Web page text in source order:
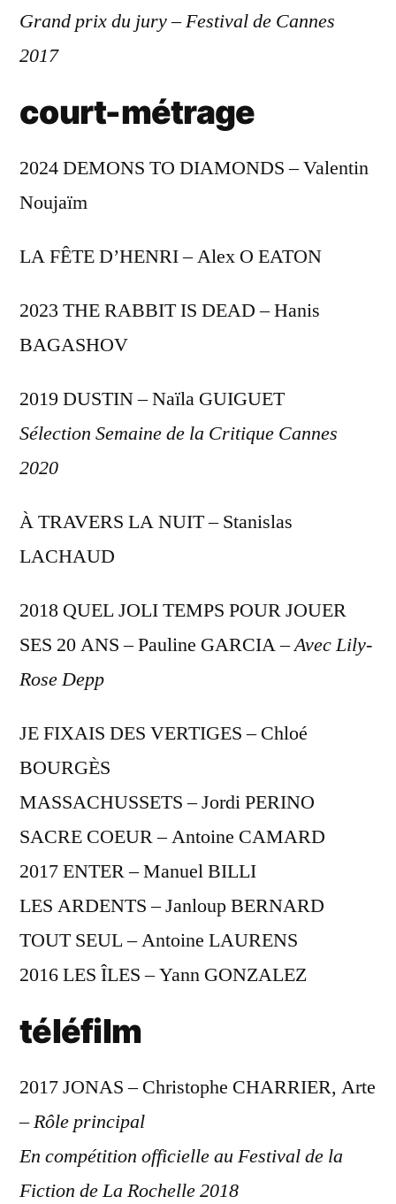
Grand prix du jury – Festival de Cannes
2017
court-métrage
2024 DEMONS TO DIAMONDS – Valentin
Noujaïm
LA FÊTE D’HENRI – Alex O EATON
2023 THE RABBIT IS DEAD – Hanis
BAGASHOV
2019 DUSTIN – Naïla GUIGUET
Sélection Semaine de la Critique Cannes
2020
À TRAVERS LA NUIT – Stanislas
LACHAUD
2018 QUEL JOLI TEMPS POUR JOUER
SES 20 ANS – Pauline GARCIA –Avec Lily-
Rose Depp
JE FIXAIS DES VERTIGES – Chloé
BOURGÈS
MASSACHUSSETS – Jordi PERINO
SACRE COEUR – Antoine CAMARD
2017 ENTER – Manuel BILLI
LES ARDENTS – Janloup BERNARD
TOUT SEUL – Antoine LAURENS
2016 LES ÎLES – Yann GONZALEZ
téléfilm
2017 JONAS – Christophe CHARRIER, Arte
–Rôle principal
En compétition officielle au Festival de la
Fiction de La Rochelle 2018